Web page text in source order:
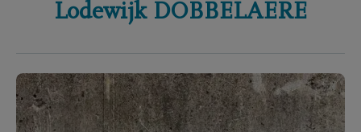
Lodewijk DOBBELAERE